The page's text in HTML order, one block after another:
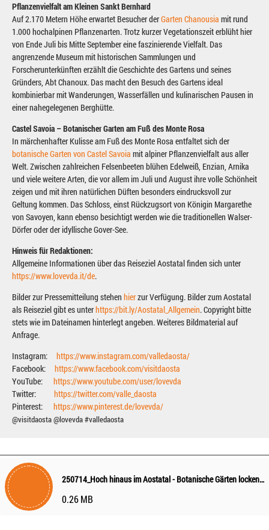
Pflanzenvielfalt am Kleinen Sankt Bernhard
Auf 2.170 Metern Höhe erwartet Besucher derGarten Chanousia mit rund
1.000 hochalpinen Pflanzenarten. Trotz kurzer Vegetationszeit erblüht hier
von Ende Juli bis Mitte September eine faszinierende Vielfalt. Das
angrenzende Museum mit historischen Sammlungen und
Forscherunterkünften erzählt die Geschichte des Gartens und seines
Gründers, Abt Chanoux. Das macht den Besuch des Gartens ideal
kombinierbar mit Wanderungen, Wasserfällen und kulinarischen Pausen in
einer nahegelegenen Berghütte.
Castel Savoia – Botanischer Garten am Fuß des Monte Rosa
In märchenhafter Kulisse am Fuß des Monte Rosa entfaltet sich der
botanische Garten von Castel Savoia mit alpiner Pflanzenvielfalt aus aller
Welt. Zwischen zahlreichen Felsenbeeten blühen Edelweiß, Enzian, Arnika
und viele weitere Arten, die vor allem im Juli und August ihre volle Schönheit
zeigen und mit ihren natürlichen Düften besonders eindrucksvoll zur
Geltung kommen. Das Schloss, einst Rückzugsort von Königin Margarethe
von Savoyen, kann ebenso besichtigt werden wie die traditionellen Walser-
Dörfer oder der idyllische Gover-See.
Hinweis für Redaktionen:
Allgemeine Informationen über das Reiseziel Aostatal finden sich unter
https://www.lovevda.it/de.
Bilder zur Pressemitteilung stehen hierzur Verfügung. Bilder zum Aostatal
als Reiseziel gibt es unterhttps://bit.ly/Aostatal_Allgemein. Copyright bitte
stets wie im Dateinamen hinterlegt angeben. Weiteres Bildmaterial auf
Anfrage.
Instagram: https://www.instagram.com/valledaosta/
Facebook: https://www.facebook.com/visitdaosta
YouTube: https://www.youtube.com/user/lovevda
Twitter: https://twitter.com/valle_daosta
Pinterest: https://www.pinterest.de/lovevda/
@visitdaosta @lovevda #valledaosta
250714_Hoch hinaus im Aostatal - Botanische Gärten locken mit alpiner Blütenpracht
0.26 MB